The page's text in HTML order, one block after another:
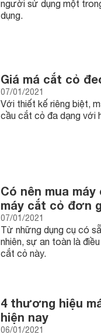
người sử dụng một
dụng.
Giá má cắt cỏ
07/01/2021
Với thiết kế riêng biệt,
cầu cắt cỏ đa dạng với
Có nên mua
máy cắt cỏ đơn
07/01/2021
Từ những dụng cụ có
nhiên, sự an toàn là
cắt cỏ này.
4 thương hiệu
hiện nay
06/01/2021